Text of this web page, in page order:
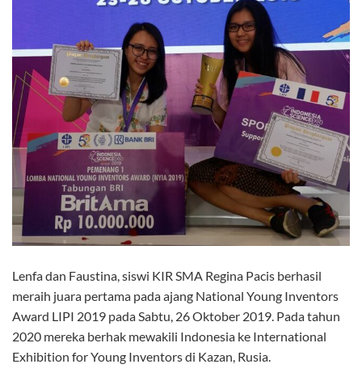
Lenfa dan Faustina, siswi KIR SMA Regina Pacis berhasil
meraih juara pertama pada ajang National Young Inventors
Award LIPI 2019 pada Sabtu, 26 Oktober 2019. Pada tahun
2020 mereka berhak mewakili Indonesia ke International
Exhibition for Young Inventors di Kazan, Rusia.